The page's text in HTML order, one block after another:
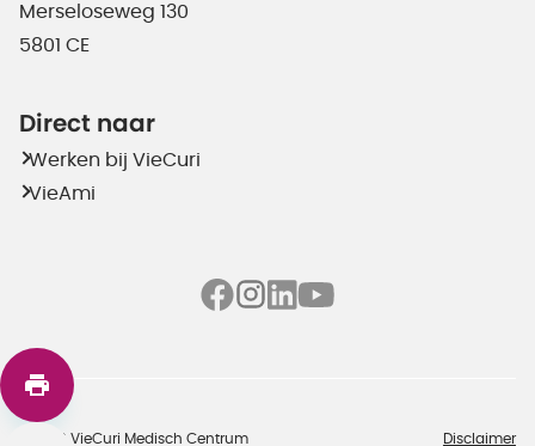
Merseloseweg 130
5801 CE
Direct naar
Werken bij VieCuri
VieAmi
©2026 VieCuri Medisch Centrum Disclaimer